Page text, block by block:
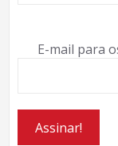
E-mail para